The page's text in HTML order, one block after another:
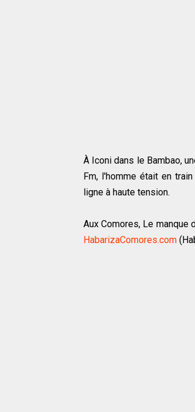
À Iconi dans le Bambao,
Fm, l'homme était en
ligne à haute tension.
Aux Comores, Le
HabarizaComores.com